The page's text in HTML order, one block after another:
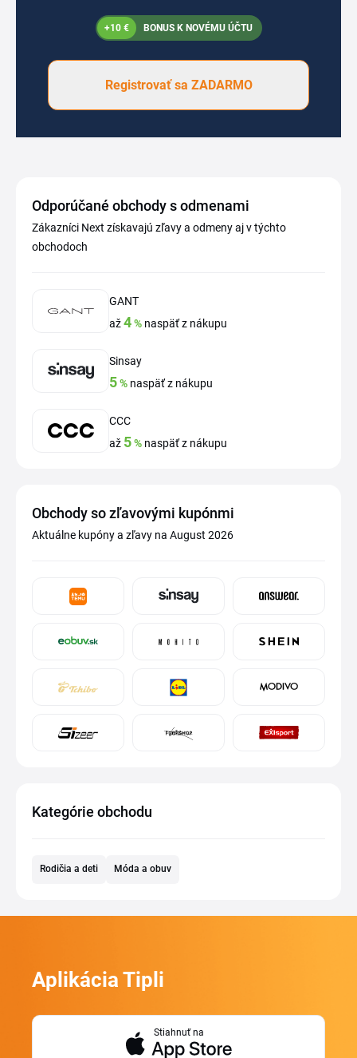
+10 € BONUS K NOVÉMU ÚČTU
Registrovať sa ZADARMO
Odporúčané obchody s odmenami
Zákazníci Next získavajú zľavy a odmeny aj v týchto
obchodoch
GANT
až4% naspäť z nákupu
Sinsay
5% naspäť z nákupu
CCC
až 5% naspäť z nákupu
Obchody so zľavovými kupónmi
Aktuálne kupóny a zľavy na August 2026
Kategórie obchodu
Rodičia a deti Móda a obuv
Aplikácia Tipli
Stiahnuť na